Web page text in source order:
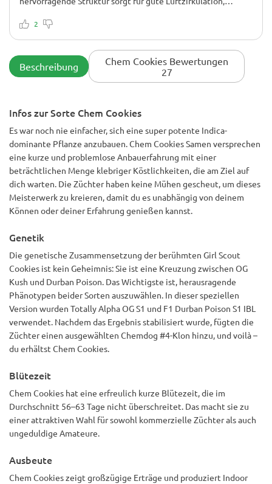
vorbeugen konnte. Ich ließ sie 10 Wochen blühen und bekam
Blütephase war sie etwas stark fressend, aber das war mit
Komposttee nicht zu ändern. Der Rauch ist beim Ausatmen
schwer, mit süßen Gasen und einem einschläfernden Körper-
2
Beschreibung
Chem Cookies Bewertungen
27
Infos zur Sorte Chem Cookies
Es war noch nie einfacher, sich eine super potente Indica-
dominante Pflanze anzubauen. Chem Cookies Samen versprechen
eine kurze und problemlose Anbauerfahrung mit einer
beträchtlichen Menge klebriger Köstlichkeiten, die am Ziel auf
dich warten. Die Züchter haben keine Mühen gescheut, um dieses
Meisterwerk zu kreieren, damit du es unabhängig von deinem
Können oder deiner Erfahrung genießen kannst.
Genetik
Die genetische Zusammensetzung der berühmten Girl Scout
Cookies ist kein Geheimnis: Sie ist eine Kreuzung zwischen OG
Kush und Durban Poison. Das Wichtigste ist, herausragende
Phänotypen beider Sorten auszuwählen. In dieser speziellen
Version wurden Totally Alpha OG S1 und F1 Durban Poison S1 IBL
verwendet. Nachdem das Ergebnis stabilisiert wurde, fügten die
Züchter einen ausgewählten Chemdog #4-Klon hinzu, und voilà –
du erhältst Chem Cookies.
Blütezeit
Chem Cookies hat eine erfreulich kurze Blütezeit, die im
Durchschnitt 56–63 Tage nicht überschreitet. Das macht sie zu
einer attraktiven Wahl für sowohl kommerzielle Züchter als auch
ungeduldige Amateure.
Ausbeute
Chem Cookies zeigt großzügige Erträge und produziert Indoor